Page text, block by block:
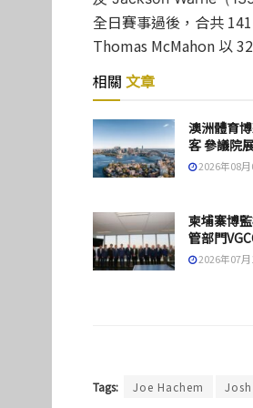
全日賽事過後，合共
Thomas McMahon 以
相關 文章
澳洲體育
客 參議院
2026年08月
柬埔寨博
管部門
2026年07月
Tags: Joe Hachem